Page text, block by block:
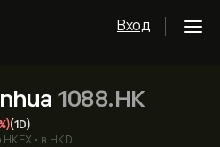
Вход
1088.HK
(1D)
HKEX • в HKD